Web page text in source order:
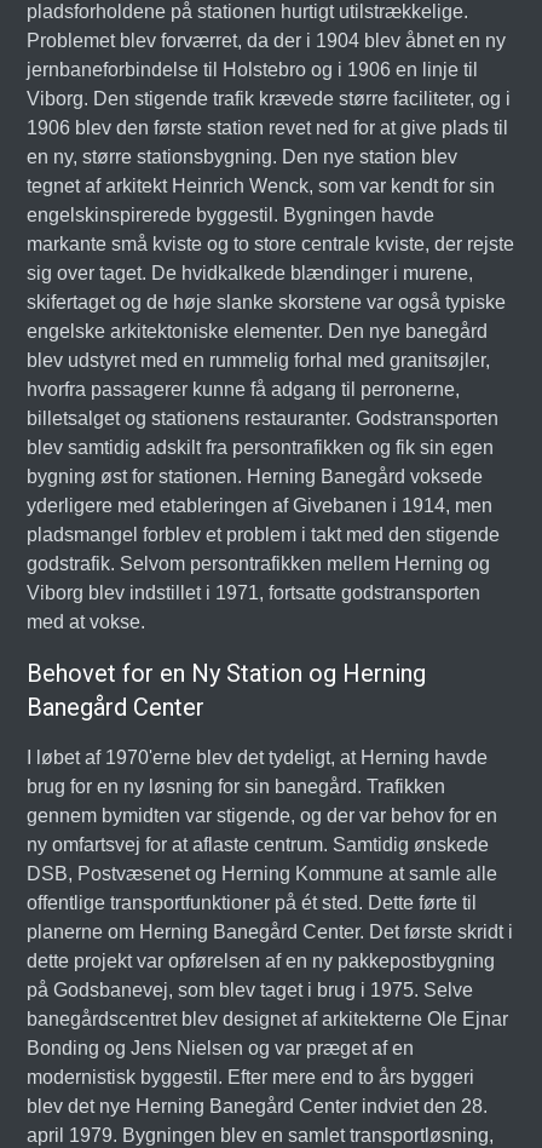
pladsforholdene på stationen hurtigt utilstrækkelige.
Problemet blev forværret, da der i 1904 blev åbnet en ny
jernbaneforbindelse til Holstebro og i 1906 en linje til
Viborg. Den stigende trafik krævede større faciliteter, og i
1906 blev den første station revet ned for at give plads til
en ny, større stationsbygning. Den nye station blev
tegnet af arkitekt Heinrich Wenck, som var kendt for sin
engelskinspirerede byggestil. Bygningen havde
markante små kviste og to store centrale kviste, der rejste
sig over taget. De hvidkalkede blændinger i murene,
skifertaget og de høje slanke skorstene var også typiske
engelske arkitektoniske elementer. Den nye banegård
blev udstyret med en rummelig forhal med granitsøjler,
hvorfra passagerer kunne få adgang til perronerne,
billetsalget og stationens restauranter. Godstransporten
blev samtidig adskilt fra persontrafikken og fik sin egen
bygning øst for stationen. Herning Banegård voksede
yderligere med etableringen af Givebanen i 1914, men
pladsmangel forblev et problem i takt med den stigende
godstrafik. Selvom persontrafikken mellem Herning og
Viborg blev indstillet i 1971, fortsatte godstransporten
med at vokse.
Behovet for en Ny Station og Herning
Banegård Center
I løbet af 1970'erne blev det tydeligt, at Herning havde
brug for en ny løsning for sin banegård. Trafikken
gennem bymidten var stigende, og der var behov for en
ny omfartsvej for at aflaste centrum. Samtidig ønskede
DSB, Postvæsenet og Herning Kommune at samle alle
offentlige transportfunktioner på ét sted. Dette førte til
planerne om Herning Banegård Center. Det første skridt i
dette projekt var opførelsen af en ny pakkepostbygning
på Godsbanevej, som blev taget i brug i 1975. Selve
banegårdscentret blev designet af arkitekterne Ole Ejnar
Bonding og Jens Nielsen og var præget af en
modernistisk byggestil. Efter mere end to års byggeri
blev det nye Herning Banegård Center indviet den 28.
april 1979. Bygningen blev en samlet transportløsning,